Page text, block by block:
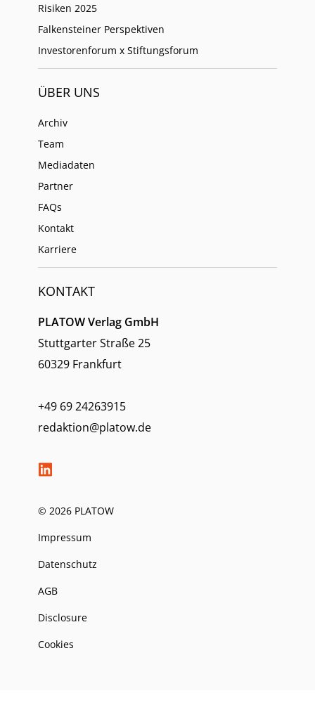
Risiken 2025
Falkensteiner Perspektiven
Investorenforum x Stiftungsforum
ÜBER UNS
Archiv
Team
Mediadaten
Partner
FAQs
Kontakt
Karriere
KONTAKT
PLATOW Verlag GmbH
Stuttgarter Straße 25
60329 Frankfurt
+49 69 24263915
redaktion@platow.de
© 2026 PLATOW
Impressum
Datenschutz
AGB
Disclosure
Cookies